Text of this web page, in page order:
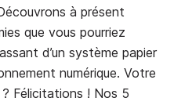
à présent
que vous pourriez
d’un système papier
numérique. Votre
Félicitations ! Nos 5